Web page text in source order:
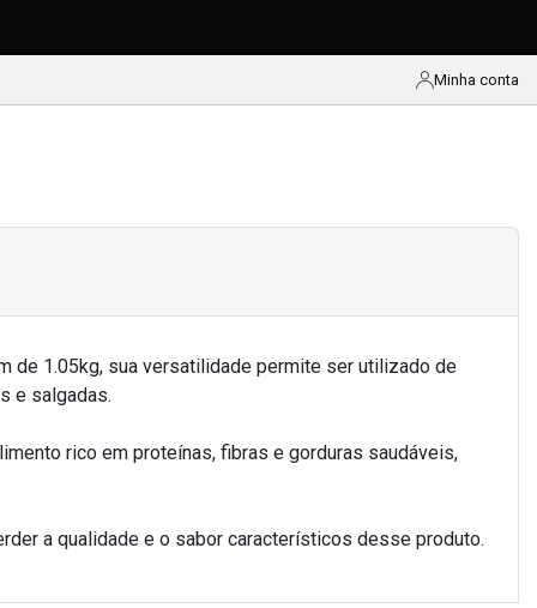
Minha conta
de 1.05kg, sua versatilidade permite ser utilizado de
e salgadas.
rico em proteínas, fibras e gorduras saudáveis,
a qualidade e o sabor característicos desse produto.